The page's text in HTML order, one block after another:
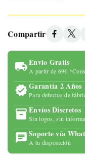
Compartir
Envío Gratis
A partir de 69€
Garantía 2 Años
Para defectos de
Envíos Discretos
Sin logos, sin
Soporte vía
A tu disposición